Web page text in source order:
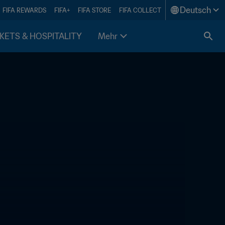
FIFA REWARDS FIFA+ FIFA STORE FIFA COLLECT Deutsch
& HOSPITALITY Mehr